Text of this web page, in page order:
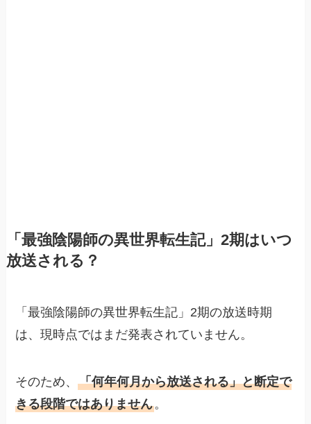
「最強陰陽師の異世界転生記」2期はいつ
放送される？
「最強陰陽師の異世界転生記」2期の放送時期
は、現時点ではまだ発表されていません。
そのため、「何年何月から放送される」と断定で
きる段階ではありません。